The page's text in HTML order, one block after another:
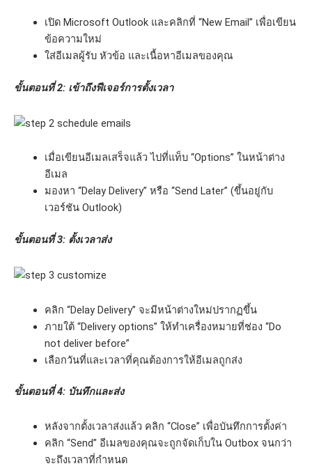
เปิด Microsoft Outlook และคลิกที่ “New Email” เพื่อเขียน
ข้อความใหม่
ใส่อีเมลผู้รับ หัวข้อ และเนื้อหาอีเมลของคุณ
ขั้นตอนที่ 2: เข้าถึงฟีเจอร์การตั้งเวลา
เมื่อเขียนอีเมลเสร็จแล้ว ไปที่แท็บ “Options” ในหน้าต่าง
อีเมล
มองหา “Delay Delivery” หรือ “Send Later” (ขึ้นอยู่กับ
เวอร์ชัน Outlook)
ขั้นตอนที่ 3: ตั้งเวลาส่ง
คลิก “Delay Delivery” จะมีหน้าต่างใหม่ปรากฏขึ้น
ภายใต้ “Delivery options” ให้ทำเครื่องหมายที่ช่อง “Do
not deliver before”
เลือกวันที่และเวลาที่คุณต้องการให้อีเมลถูกส่ง
ขั้นตอนที่ 4: บันทึกและส่ง
หลังจากตั้งเวลาส่งแล้ว คลิก “Close” เพื่อบันทึกการตั้งค่า
คลิก “Send” อีเมลของคุณจะถูกจัดเก็บใน Outbox จนกว่า
จะถึงเวลาที่กำหนด